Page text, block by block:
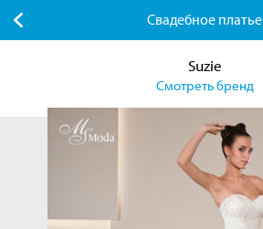
Свадебное платье
Suzie
Смотреть бренд